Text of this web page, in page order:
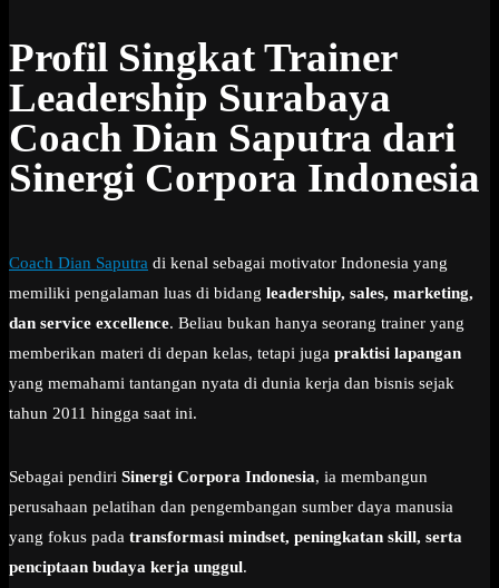
Profil Singkat Trainer
Leadership Surabaya
Coach Dian Saputra dari
Sinergi Corpora Indonesia
Coach Dian Saputra di kenal sebagai motivator Indonesia yang
memiliki pengalaman luas di bidang leadership, sales, marketing,
dan service excellence. Beliau bukan hanya seorang trainer yang
memberikan materi di depan kelas, tetapi juga praktisi lapangan
yang memahami tantangan nyata di dunia kerja dan bisnis sejak
tahun 2011 hingga saat ini.
Sebagai pendiri Sinergi Corpora Indonesia, ia membangun
perusahaan pelatihan dan pengembangan sumber daya manusia
yang fokus pada transformasi mindset, peningkatan skill, serta
penciptaan budaya kerja unggul.